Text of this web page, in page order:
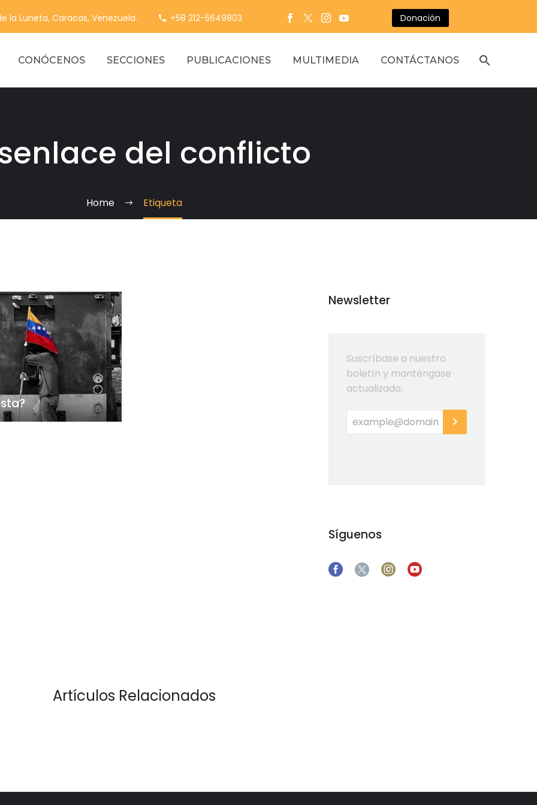
la Luneta, Caracas, Venezuela. +58 212-5649803 Donación
CONÓCENOS SECCIONES PUBLICACIONES MULTIMEDIA CONTÁCTANOS
del conflicto
Home Etiqueta
Newsletter
Suscríbase a nuestro
boletín y manténgase
actualizado:
Síguenos
Artículos Relacionados